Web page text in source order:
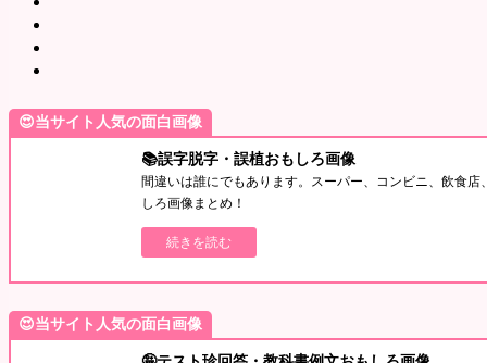
😍当サイト人気の面白画像
📚誤字脱字・誤植おもしろ画像
間違いは誰にでもあります。スーパー、コンビニ、飲食
しろ画像まとめ！
続きを読む
😍当サイト人気の面白画像